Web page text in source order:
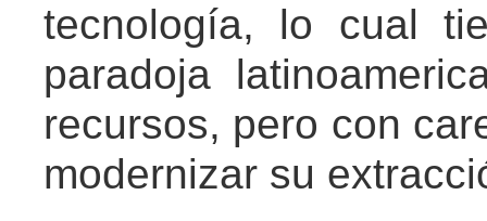
tecnología, lo cual
paradoja
recursos, pero con
modernizar su